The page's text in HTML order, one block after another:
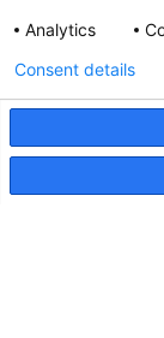
Analytics
Consent details